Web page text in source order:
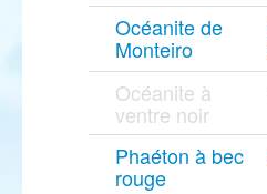
Océanite de
Monteiro
Océanite à
ventre noir
Phaéton à bec
rouge